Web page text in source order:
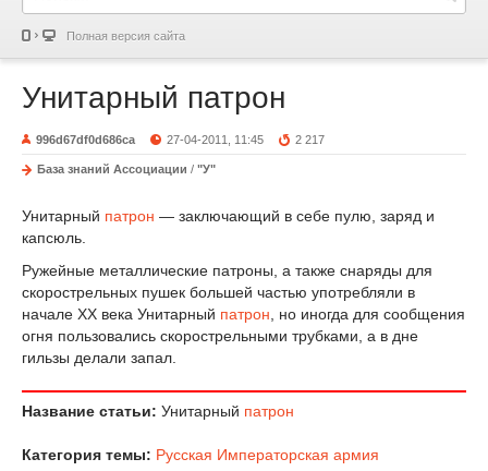
Полная версия сайта
Унитарный патрон
996d67df0d686ca 27-04-2011, 11:45 2 217
База знаний Ассоциации / "У"
Унитарный патрон — заключающий в себе пулю, заряд и
капсюль.
Ружейные металлические патроны, а также снаряды для
скорострельных пушек большей частью употребляли в
начале XX века Унитарный патрон , но иногда для сообщения
огня пользовались скорострельными трубками, а в дне
гильзы делали запал.
Название статьи: Унитарный патрон
Категория темы: Русская Императорская армия